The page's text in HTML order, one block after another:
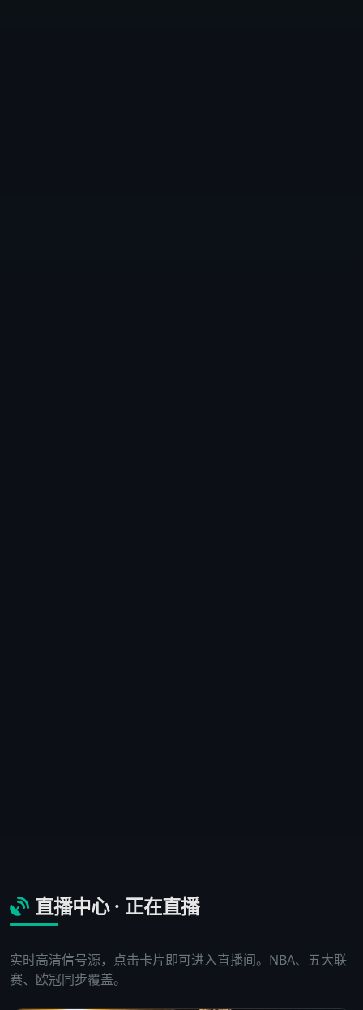
直播中心 · 正在直播
实时高清信号源，点击卡片即可进入直播间。NBA、五大联
赛、欧冠同步覆盖。